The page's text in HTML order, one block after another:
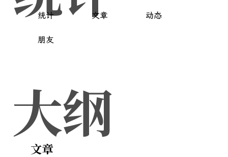
统计 文章 动态
朋友
大纲
文章